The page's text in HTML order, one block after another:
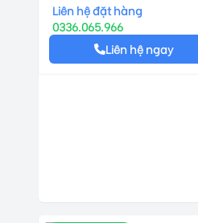
HAC-HFW1200TLP-A-S5 Tích
Hợp Mic
Liên hệ đặt hàng
0336.065.966
Liên hệ ngay